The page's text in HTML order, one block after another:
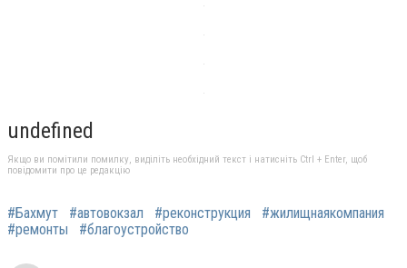
undefined
Якщо ви помітили помилку, виділіть необхідний текст і натисніть Ctrl + Enter, щоб
повідомити про це редакцію
#Бахмут #автовокзал #реконструкция
#жилищнаякомпания
#ремонты
#благоустройство